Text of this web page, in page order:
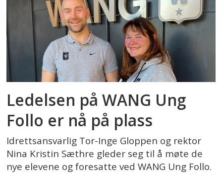
Ledelsen på WANG Ung
Follo er nå på plass
Idrettsansvarlig Tor-Inge Gloppen og rektor
Nina Kristin Sæthre gleder seg til å møte de
nye elevene og foresatte ved WANG Ung Follo.